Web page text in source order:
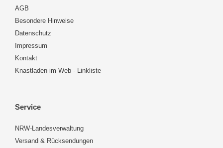
AGB
Besondere Hinweise
Datenschutz
Impressum
Kontakt
Knastladen im Web - Linkliste
Service
NRW-Landesverwaltung
Versand & Rücksendungen